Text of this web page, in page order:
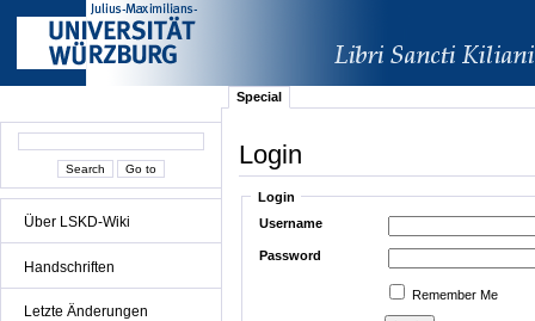
Über LSKD-Wiki
Handschriften
Letzte Änderungen
Special
Login
Login
Username
Password
Remember Me